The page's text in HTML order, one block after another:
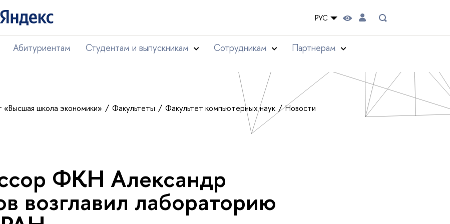
РУС
Абитуриентам Студентам и выпускникам Сотрудникам
Партнерам
«Высшая школа экономики» Факультеты Факультет компьютерных наук Новости
ФКН Александр
возглавил лабораторию